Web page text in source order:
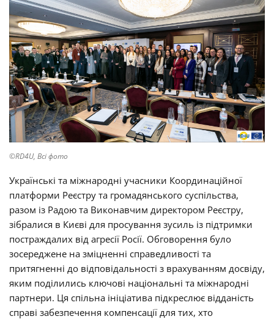
©RD4U, Всі фото
Українські та міжнародні учасники Координаційної
платформи Реєстру та громадянського суспільства,
разом із Радою та Виконавчим директором Реєстру,
зібралися в Києві для просування зусиль із підтримки
постраждалих від агресії Росії. Обговорення було
зосереджене на зміцненні справедливості та
притягненні до відповідальності з врахуванням досвіду,
яким поділились ключові національні та міжнародні
партнери. Ця спільна ініціатива підкреслює відданість
справі забезпечення компенсації для тих, хто